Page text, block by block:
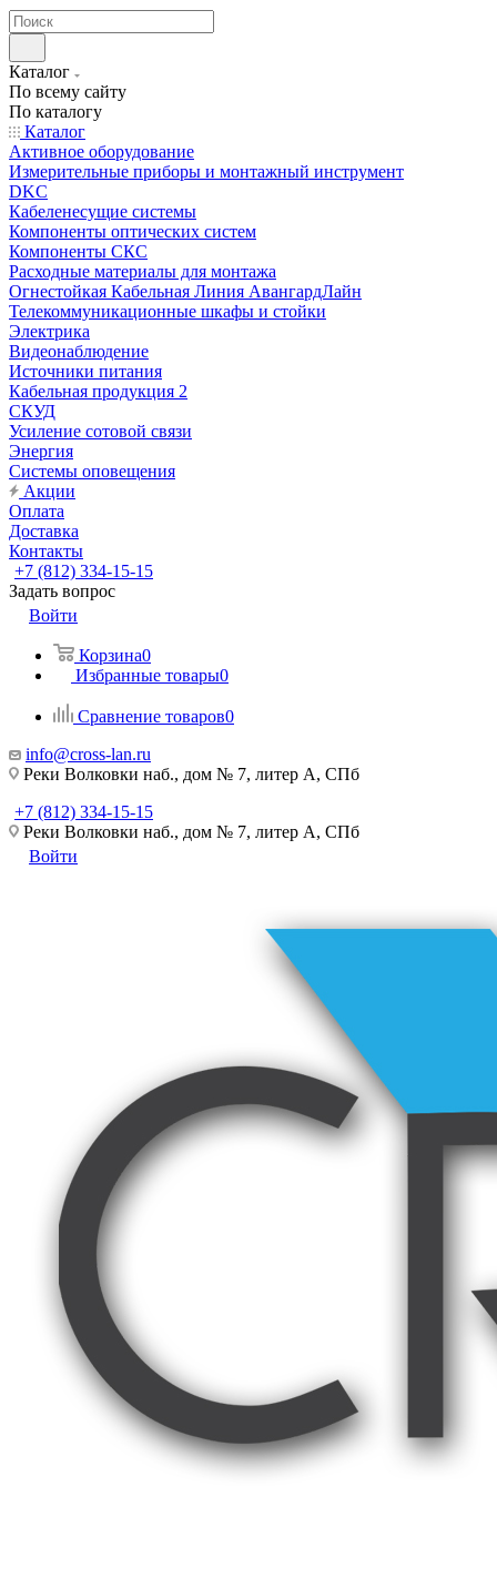
Каталог
По всему сайту
По каталогу
Каталог
Активное оборудование
Измерительные приборы и монтажный инструмент
DKC
Кабеленесущие системы
Компоненты оптических систем
Компоненты СКС
Расходные материалы для монтажа
Огнестойкая Кабельная Линия АвангардЛайн
Телекоммуникационные шкафы и стойки
Электрика
Видеонаблюдение
Источники питания
Кабельная продукция 2
СКУД
Усиление сотовой связи
Энергия
Системы оповещения
Акции
Оплата
Доставка
Контакты
+7 (812) 334-15-15
Задать вопрос
Войти
Корзина0
Избранные товары0
Сравнение товаров0
info@cross-lan.ru
Реки Волковки наб., дом № 7, литер А, СПб
+7 (812) 334-15-15
Реки Волковки наб., дом № 7, литер А, СПб
Войти